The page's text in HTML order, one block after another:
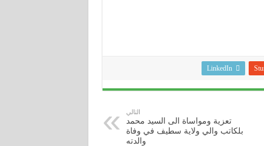
LinkedIn
التالي
تعزية ومواساة الى السيد محمد
بلكاتب والي ولاية سطيف في وفاة
والدته